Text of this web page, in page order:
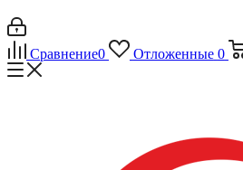
Сравнение0 Отложенные 0